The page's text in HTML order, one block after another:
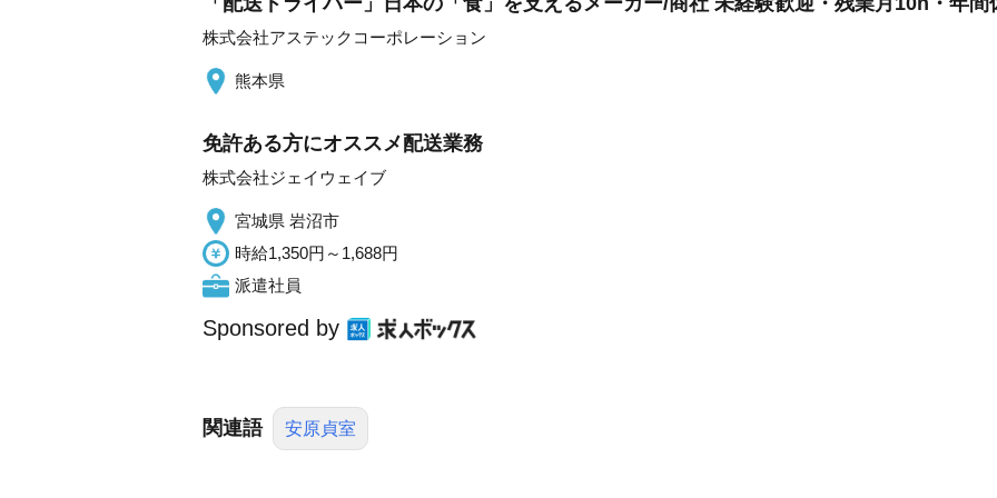
株式会社アステックコーポレーション
熊本県
免許ある方にオススメ配送業務
株式会社ジェイウェイブ
宮城県 岩沼市
時給1,350円～1,688円
派遣社員
Sponsored by
関連語 安原貞室